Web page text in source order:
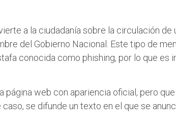
a la ciudadanía sobre la circulación
del Gobierno Nacional. Este tipo de
conocida como phishing, por lo que
web con apariencia oficial, pero
se difunde un texto en el que se